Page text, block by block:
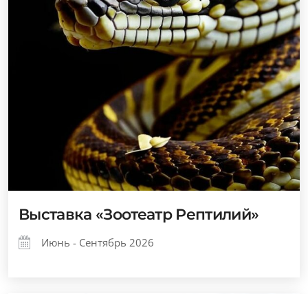
Выставка «Зоотеатр Рептилий»
Июнь - Сентябрь 2026